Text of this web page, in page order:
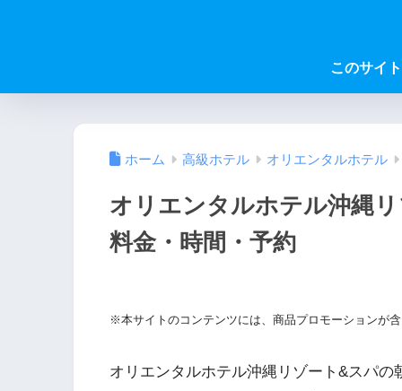
このサイ
ホーム 高級ホテル オリエンタルホテル
オリエンタルホテル沖縄
料金・時間・予約
※本サイトのコンテンツには、商品プロモーションが
オリエンタルホテル沖縄リゾート&スパ